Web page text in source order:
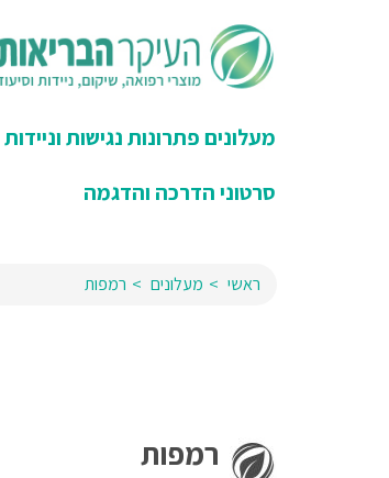
מעלונים פתרונות נגישות וניידות
סרטוני הדרכה והדגמה
ראשי מעלונים רמפות
רמפות